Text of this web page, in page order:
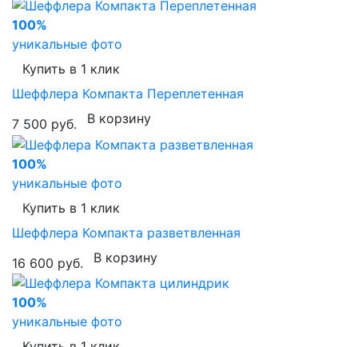
100%
уникальные фото
Купить в 1 клик
Шеффлера Компакта Переплетенная
7 500 руб.
В корзину
100%
уникальные фото
Купить в 1 клик
Шеффлера Компакта разветвленная
16 600 руб.
В корзину
100%
уникальные фото